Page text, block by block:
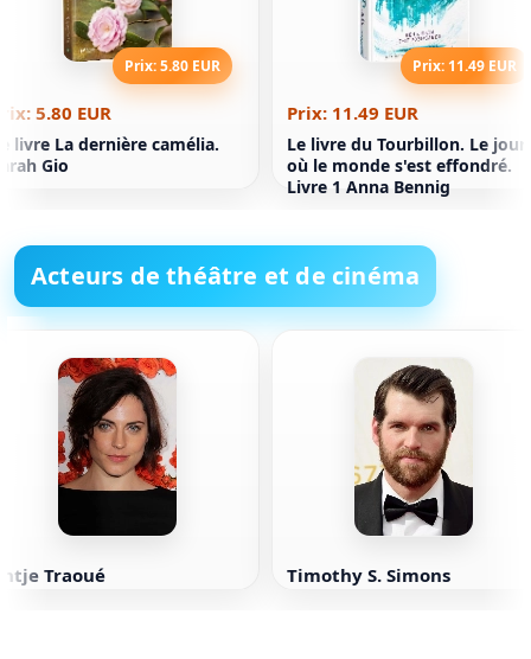
Prix: 5.80 EUR
5.80 EUR
livre La dernière camélia.
Gio
Prix: 11.49 EUR
Prix: 11.49 EUR
Le livre du Tourbillon. Le jour
où le monde s'est effondré.
Livre 1 Anna Bennig
Acteurs de théâtre et de cinéma
Traoué Timothy S. Simons